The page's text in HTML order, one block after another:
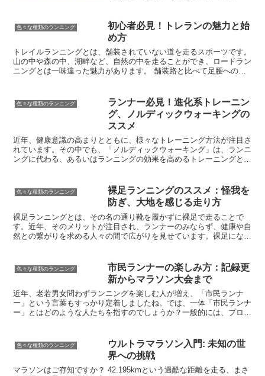
ることができます。早朝でも、昼休みで
も、旅行先でも、好きな時にスタートで
きます。さらに、自分のペースで走れる
のも大きな魅力です。体力に自信がない
人も、途中で休憩を挟みながら、自分の
ペースで完走を目指せます。
色々な種類のランニング
初心者必見！トレランの魅力と始
め方
トレイルランニングとは、舗装されていない道を走るスポーツです。
山の中や森の中、湖畔など、自然の中を走ることができ、ロードラン
ニングとは一味違った魅力があります。 舗装路と比べて足腰への負
色々な種類のランニング
ランナー必見！進化系トレーニン
グ、ノルディックウォーキングの
ススメ
近年、健康意識の高まりとともに、様々なトレーニング方法が注目さ
れています。その中でも、「ノルディックウォーキング」は、ランニ
ングに代わる、あるいはランニングの効果を高めるトレーニングとし
身運動へと変化させるエクササイズです。一見、普通のウォーキング
と変わらないように思えるかもしれません。しかし、その運動効果は
ウォーキングの比ではありません。
色々な種類のランニング
裸足ランニングのススメ：怪我を
防ぎ、大地を感じる走り方
裸足ランニングとは、その名の通り靴を履かずに裸足で走ることで
す。近年、そのメリットが注目され、ランナーのみならず、健康や自
然との繋がりを求める人々の間で広がりを見せています。裸足になる
頼った走り方から、より自然で身体に優しい走り方へ変化を促す効果
も期待できます。
色々な種類のランニング
市民ランナーの楽しみ方：記録更
新からマラソン大会まで
近年、老若男女問わずランニングを楽しむ人が増え、「市民ランナ
ー」という言葉もすっかり定着しましたね。では、一体「市民ランナ
ー」とはどのような人たちを指すのでしょうか？一般的には、プロで
様々です。共通点は、タイムや順位を競うことよりも、ランニングを
通して自身の体力向上や健康維持、ストレス発散などを目的としてい
色々な種類のランニング
ウルトラマラソン入門: 未知の世
界への挑戦
マラソンはご存知ですか？ 42.195kmという過酷な距離を走る、まさ